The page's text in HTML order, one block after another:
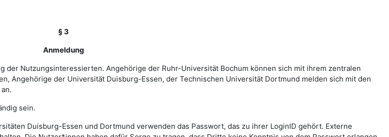
§ 3
Anmeldung
der Nutzungsinteressierten. Angehörige der Ruhr-Universität Bochum können sich mit ihrem zentralen
Angehörige der Universität Duisburg-Essen, der Technischen Universität Dortmund melden sich mit den
sein.
Duisburg-Essen und Dortmund verwenden das Passwort, das zu ihrer LoginID gehört. Externe